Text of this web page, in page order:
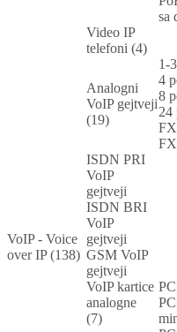
VoIP - Voice
over IP (138)
sa
Video IP
telefoni (4)
Analogni
VoIP gejtveji
(19)
1-
4
8
24
ISDN PRI
VoIP
gejtveji
ISDN BRI
VoIP
gejtveji
GSM VoIP
gejtveji
VoIP kartice
analogne
(7)